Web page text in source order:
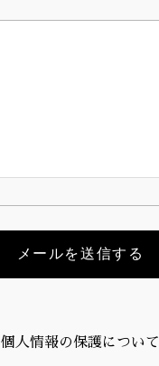
個人情報の保護について